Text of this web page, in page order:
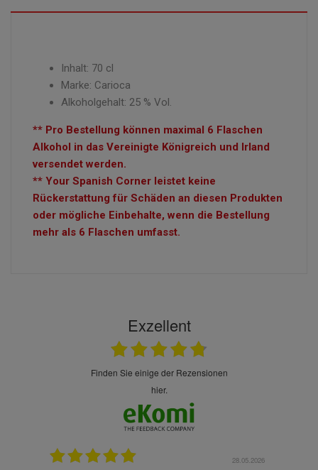
Inhalt: 70 cl
Marke: Carioca
Alkoholgehalt: 25 % Vol.
** Pro Bestellung können maximal 6 Flaschen
Alkohol in das Vereinigte Königreich und Irland
versendet werden.
** Your Spanish Corner leistet keine
Rückerstattung für Schäden an diesen Produkten
oder mögliche Einbehalte, wenn die Bestellung
mehr als 6 Flaschen umfasst.
Exzellent
finden Sie einige der Rezensionen
hier.
28.05.2026